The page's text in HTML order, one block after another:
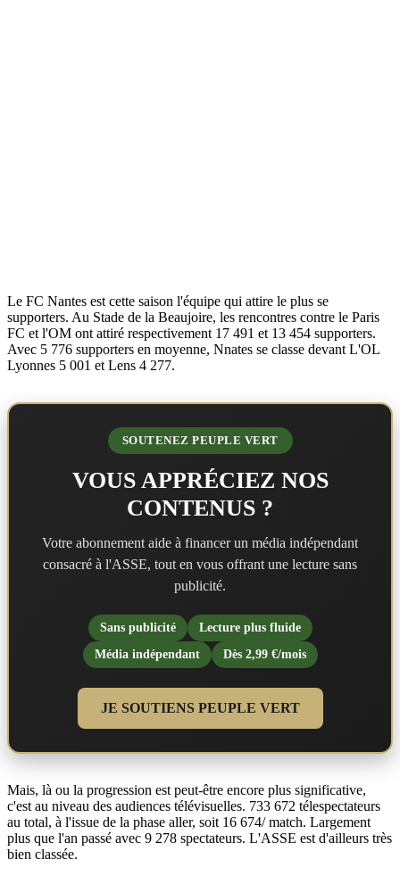
Le FC Nantes est cette saison l'équipe qui attire le plus se
supporters. Au Stade de la Beaujoire, les rencontres contre le Paris
FC et l'OM ont attiré respectivement 17 491 et 13 454 supporters.
Avec 5 776 supporters en moyenne, Nnates se classe devant L'OL
Lyonnes 5 001 et Lens 4 277.
SOUTENEZ PEUPLE VERT
VOUS APPRÉCIEZ NOS
CONTENUS ?
Votre abonnement aide à financer un média indépendant
consacré à l'ASSE, tout en vous offrant une lecture sans
publicité.
Sans publicité
Lecture plus fluide
Média indépendant
Dès 2,99 €/mois
JE SOUTIENS PEUPLE VERT
Mais, là ou la progression est peut-être encore plus significative,
c'est au niveau des audiences télévisuelles. 733 672 télespectateurs
au total, à l'issue de la phase aller, soit 16 674/ match. Largement
plus que l'an passé avec 9 278 spectateurs. L'ASSE est d'ailleurs très
bien classée.